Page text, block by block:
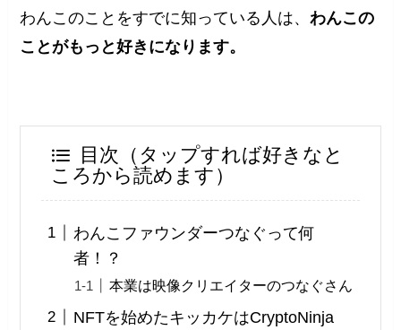
わんこのことをすでに知っている人は、わんこの
ことがもっと好きになります。
目次（タップすれば好きなと
ころから読めます）
わんこファウンダーつなぐって何
者！？
本業は映像クリエイターのつなぐさん
NFTを始めたキッカケはCryptoNinja